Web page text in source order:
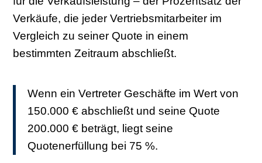
Verkäufe, die jeder Vertriebsmitarbeiter im
Vergleich zu seiner Quote in einem
bestimmten Zeitraum abschließt.
Wenn ein Vertreter Geschäfte im Wert von
150.000 € abschließt und seine Quote
200.000 € beträgt, liegt seine
Quotenerfüllung bei 75 %.